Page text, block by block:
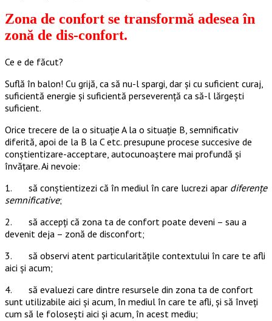
Zona de confort se transformă adesea în
zonă de dis-confort.
Ce e de făcut?
Suflă în balon! Cu grijă, ca să nu-l spargi, dar și cu suficient curaj,
suficientă energie și suficientă perseverență ca să-l lărgești
suficient.
Orice trecere de la o situație A la o situație B, semnificativ
diferită, apoi de la B la C etc. presupune procese succesive de
conștientizare-acceptare, autocunoaștere mai profundă și
învățare. Ai nevoie:
1. să conștientizezi că în mediul în care lucrezi apar diferențe
semnificative;
2. să accepți că zona ta de confort poate deveni – sau a
devenit deja – zonă de disconfort;
3. să observi atent particularitățile contextului în care te afli
aici și acum;
4. să evaluezi care dintre resursele din zona ta de confort
sunt utilizabile aici și acum, în mediul în care te afli, și să înveți
cum să le folosești aici și acum, în acest mediu;